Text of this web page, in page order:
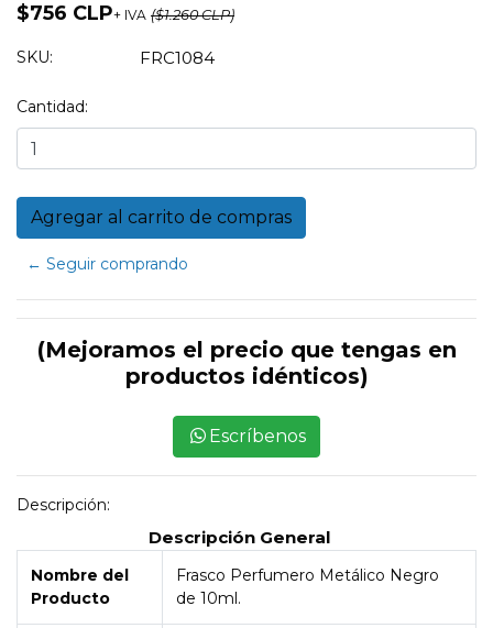
$756 CLP+ IVA ($1.260 CLP)
SKU: FRC1084
Cantidad:
← Seguir comprando
(Mejoramos el precio que tengas en
productos idénticos)
Escríbenos
Descripción:
Descripción General
Nombre del
Producto
Frasco Perfumero Metálico Negro
de 10ml.